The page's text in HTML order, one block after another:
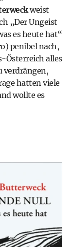
weist
„Der Ungeist
es heute hat“
penibel nach,
Österreich alles
verdrängen,
hatten viele
wollte es